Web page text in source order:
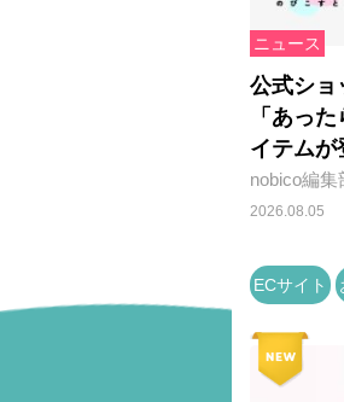
ニュース
公式シ
「あっ
イテムが
nobico編集
2026.08.05
ECサイト